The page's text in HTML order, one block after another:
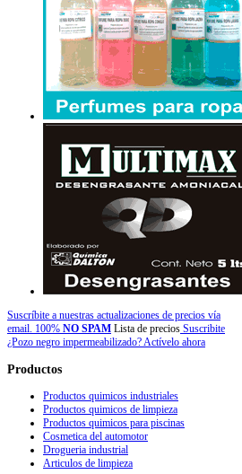
Suscríbite a nuestras actualizaciones de precios vía
email. 100% NO SPAM Lista de precios Suscribite
¿Pozo negro impermeabilizado? Actívelo ahora
Productos
Productos quimicos industriales
Productos quimicos de limpieza
Productos quimicos para piscinas
Cosmetica del automotor
Drogueria industrial
Articulos de limpieza